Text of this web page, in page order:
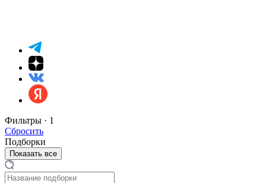
Фильтры · 1
Сбросить
Подборки
Показать все